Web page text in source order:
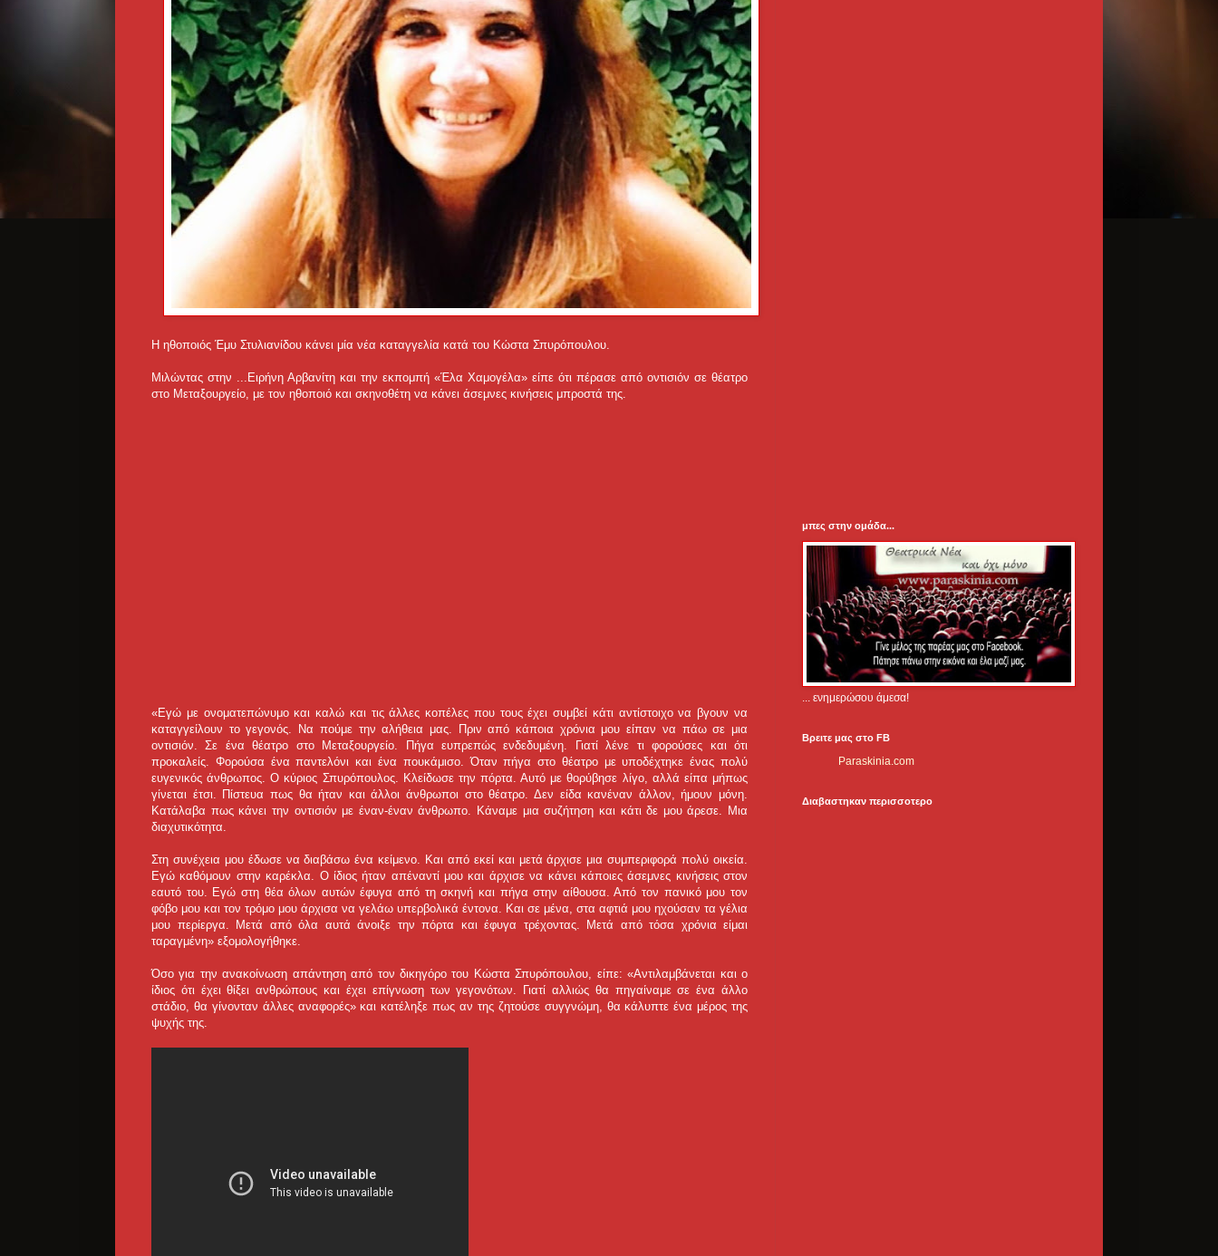
Η ηθοποιός Έμυ Στυλιανίδου κάνει μία νέα καταγγελία κατά του Κώστα Σπυρόπουλου.
Μιλώντας στην ... Ειρήνη Αρβανίτη και την εκπομπή «Έλα Χαμογέλα» είπε ότι πέρασε από οντισιόν σε θέατρο
στο Μεταξουργείο, με τον ηθοποιό και σκηνοθέτη να κάνει άσεμνες κινήσεις μπροστά της.
«Εγώ με ονοματεπώνυμο και καλώ και τις άλλες κοπέλες που τους έχει συμβεί κάτι αντίστοιχο να βγουν να
καταγγείλουν το γεγονός. Να πούμε την αλήθεια μας. Πριν από κάποια χρόνια μου είπαν να πάω σε μια
οντισιόν. Σε ένα θέατρο στο Μεταξουργείο. Πήγα ευπρεπώς ενδεδυμένη. Γιατί λένε τι φορούσες και ότι
προκαλείς. Φορούσα ένα παντελόνι και ένα πουκάμισο. Όταν πήγα στο θέατρο με υποδέχτηκε ένας πολύ
ευγενικός άνθρωπος. Ο κύριος Σπυρόπουλος. Κλείδωσε την πόρτα. Αυτό με θορύβησε λίγο, αλλά είπα μήπως
γίνεται έτσι. Πίστευα πως θα ήταν και άλλοι άνθρωποι στο θέατρο. Δεν είδα κανέναν άλλον, ήμουν μόνη.
Κατάλαβα πως κάνει την οντισιόν με έναν-έναν άνθρωπο. Κάναμε μια συζήτηση και κάτι δε μου άρεσε. Μια
διαχυτικότητα.
Στη συνέχεια μου έδωσε να διαβάσω ένα κείμενο. Και από εκεί και μετά άρχισε μια συμπεριφορά πολύ οικεία.
Εγώ καθόμουν στην καρέκλα. Ο ίδιος ήταν απέναντί μου και άρχισε να κάνει κάποιες άσεμνες κινήσεις στον
εαυτό του. Εγώ στη θέα όλων αυτών έφυγα από τη σκηνή και πήγα στην αίθουσα. Από τον πανικό μου τον
φόβο μου και τον τρόμο μου άρχισα να γελάω υπερβολικά έντονα. Και σε μένα, στα αφτιά μου ηχούσαν τα γέλια
μου περίεργα. Μετά από όλα αυτά άνοιξε την πόρτα και έφυγα τρέχοντας. Μετά από τόσα χρόνια είμαι
ταραγμένη» εξομολογήθηκε.
Όσο για την ανακοίνωση απάντηση από τον δικηγόρο του Κώστα Σπυρόπουλου, είπε: «Αντιλαμβάνεται και ο
ίδιος ότι έχει θίξει ανθρώπους και έχει επίγνωση των γεγονότων. Γιατί αλλιώς θα πηγαίναμε σε ένα άλλο
στάδιο, θα γίνονταν άλλες αναφορές» και κατέληξε πως αν της ζητούσε συγγνώμη, θα κάλυπτε ένα μέρος της
ψυχής της.
μπες στην ομάδα...
... ενημερώσου άμεσα!
Βρειτε μας στο FB
Paraskinia.com
Διαβαστηκαν περισσοτερο